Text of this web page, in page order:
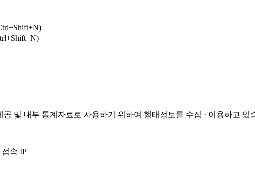
및 내부 통계자료로 사용하기 위하여 행태정보를 수집 · 이용하고 있
속 IP